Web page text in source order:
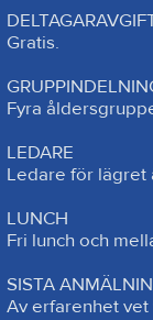
Gratis.
Fyra
LEDARE
Ledare för lägret
LUNCH
Fri lunch och
SISTA
Av erfarenhet vet